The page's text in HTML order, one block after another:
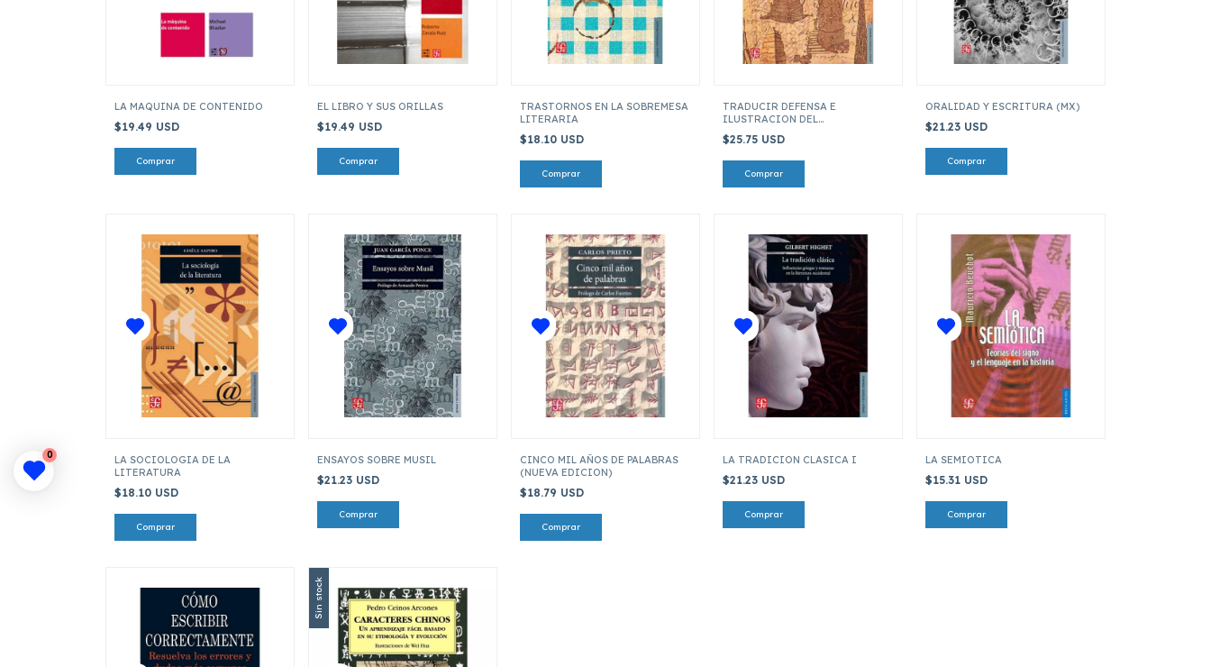
LA MAQUINA DE CONTENIDO
$19.49 USD
EL LIBRO Y SUS ORILLAS
$19.49 USD
TRASTORNOS EN LA SOBREMESA
LITERARIA
$18.10 USD
TRADUCIR DEFENSA E
ILUSTRACION DEL
$25.75 USD
ORALIDAD Y ESCRITURA (MX)
$21.23 USD
LA SOCIOLOGIA DE LA
LITERATURA
$18.10 USD
ENSAYOS SOBRE MUSIL
$21.23 USD
CINCO MIL AÑOS DE PALABRAS
(NUEVA EDICION)
$18.79 USD
LA TRADICION CLASICA I
$21.23 USD
LA SEMIOTICA
$15.31 USD
Sin stock
0